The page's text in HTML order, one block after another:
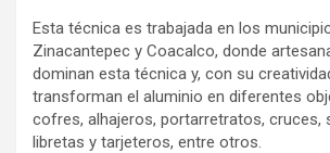
Esta técnica es trabajada en los
Zinacantepec y Coacalco, donde
dominan esta técnica y, con su
transforman el aluminio en diferentes
cofres, alhajeros, portarretratos, cruces,
libretas y tarjeteros, entre otros.